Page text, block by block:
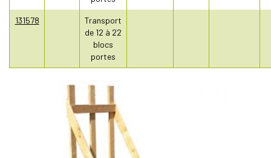
131578
Transport
de 12 à 22
blocs
portes